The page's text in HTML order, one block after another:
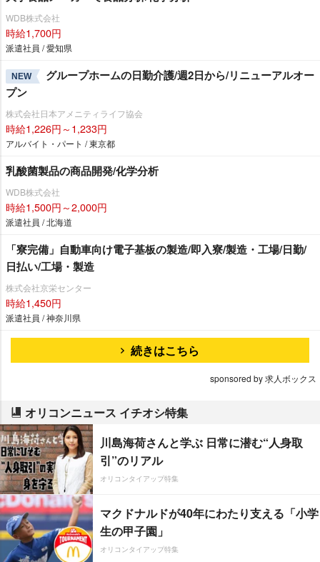
WDB株式会社
時給1,700円
派遣社員 / 愛知県
NEW
グループホームの日勤介護/週2日から/リニューアルオー
プン
株式会社日本アメニティライフ協会
時給1,226円～1,233円
アルバイト・パート / 東京都
乳酸菌製品の商品開発/化学分析
WDB株式会社
時給1,500円～2,000円
派遣社員 / 北海道
「寮完備」自動車向け電子基板の製造/即入寮/製造・工場/日勤/
日払い/工場・製造
株式会社京栄センター
時給1,450円
派遣社員 / 神奈川県
続きはこちら
sponsored by 求人ボックス
オリコンニュース イチオシ特集
川島海荷さんと学ぶ 日常に潜む“人身取
引”のリアル
オリコンタイアップ特集
マクドナルドが40年にわたり支える「小学
生の甲子園」
オリコンタイアップ特集